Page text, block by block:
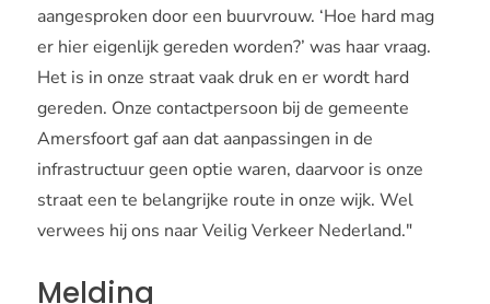
aangesproken door een buurvrouw. ‘Hoe hard mag
er hier eigenlijk gereden worden?’ was haar vraag.
Het is in onze straat vaak druk en er wordt hard
gereden. Onze contactpersoon bij de gemeente
Amersfoort gaf aan dat aanpassingen in de
infrastructuur geen optie waren, daarvoor is onze
straat een te belangrijke route in onze wijk. Wel
verwees hij ons naar Veilig Verkeer Nederland."
Melding